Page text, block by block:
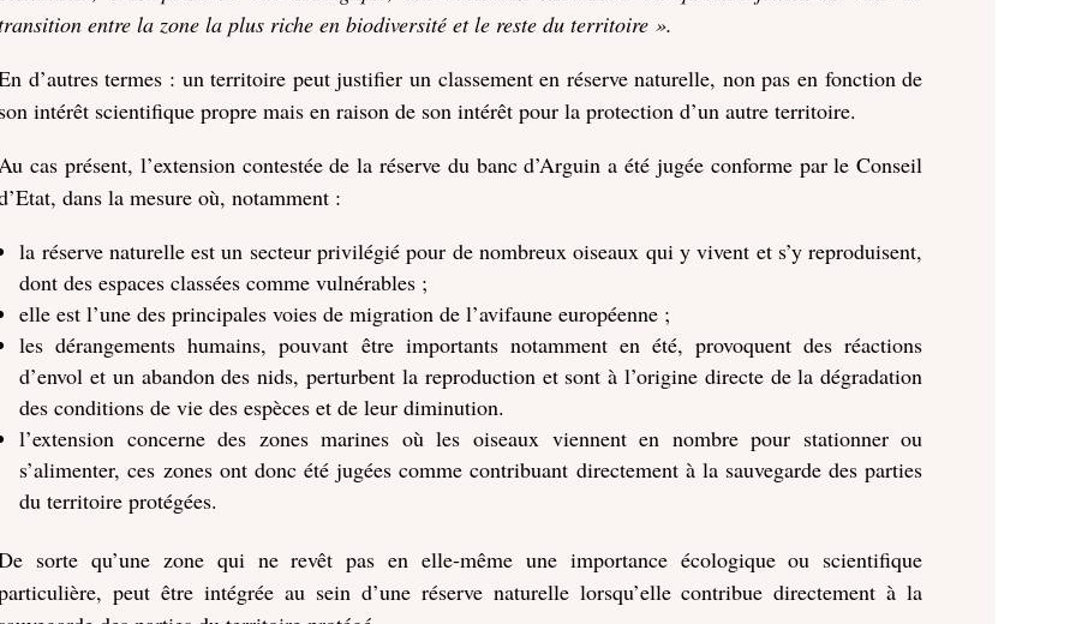
entre la zone la plus riche en biodiversité et le reste du territoire ».
d’autres termes : un territoire peut justifier un classement en réserve naturelle, non pas en fonction de
intérêt scientifique propre mais en raison de son intérêt pour la protection d’un autre territoire.
cas présent, l’extension contestée de la réserve du banc d’Arguin a été jugée conforme par le Conseil
dans la mesure où, notamment :
la réserve naturelle est un secteur privilégié pour de nombreux oiseaux qui y vivent et s’y reproduisent,
dont des espaces classées comme vulnérables ;
elle est l’une des principales voies de migration de l’avifaune européenne ;
les dérangements humains, pouvant être importants notamment en été, provoquent des réactions
d’envol et un abandon des nids, perturbent la reproduction et sont à l’origine directe de la dégradation
des conditions de vie des espèces et de leur diminution.
l’extension concerne des zones marines où les oiseaux viennent en nombre pour stationner ou
s’alimenter, ces zones ont donc été jugées comme contribuant directement à la sauvegarde des parties
du territoire protégées.
sorte qu’une zone qui ne revêt pas en elle-même une importance écologique ou scientifique
peut être intégrée au sein d’une réserve naturelle lorsqu’elle contribue directement à la